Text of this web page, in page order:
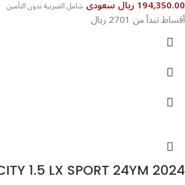
194,350.00 ريال سعودى شامل الضريبة بدون التأمين
أقساط تبدأ من 2701 ريال
1.5 LX SPORT 24YM 2024